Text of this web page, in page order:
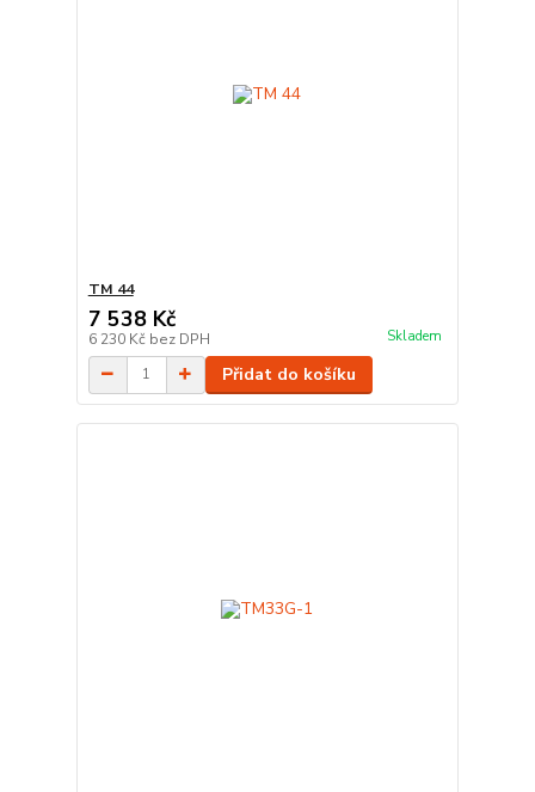
TM 44
7 538 Kč
6 230 Kč bez DPH Skladem
Přidat do košíku